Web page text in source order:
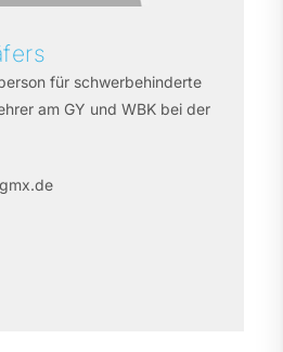
für schwerbehinderte
am GY und WBK bei der